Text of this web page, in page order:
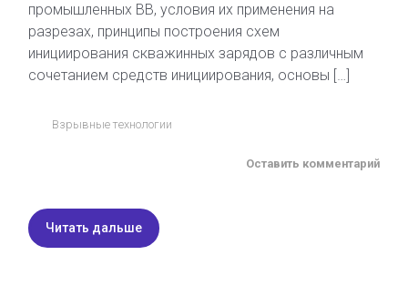
промышленных ВВ, условия их применения на
разрезах, принципы построения схем
инициирования скважинных зарядов с различным
сочетанием средств инициирования, основы […]
Взрывные технологии
Оставить комментарий
Читать дальше